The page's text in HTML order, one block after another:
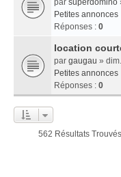
par superdomino
Petites annonces
Réponses : 0
location
par gaugau »
Petites annonces
Réponses : 0
562 Résultats Trouvés